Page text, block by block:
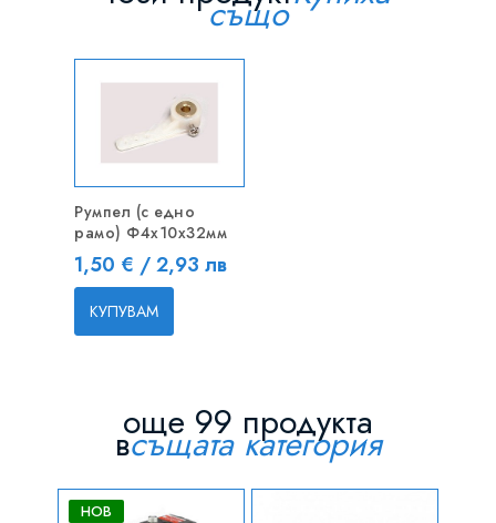
също
Румпел (с едно
рамо) Ф4х10x32мм
Цена
1,50 € / 2,93 лв
КУПУВАМ
още 99 продукта
всъщата категория
НОВ